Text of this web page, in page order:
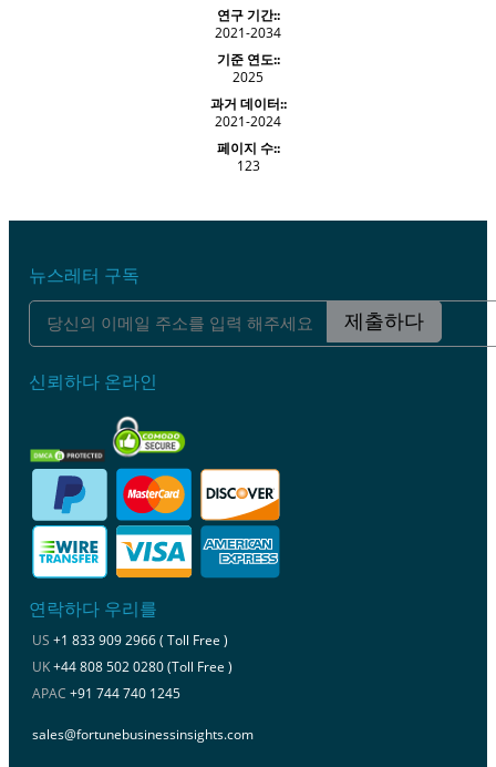
연구 기간::
2021-2034
기준 연도::
2025
과거 데이터::
2021-2024
페이지 수::
123
뉴스레터 구독
제출하다
신뢰하다 온라인
연락하다 우리를
US +1 833 909 2966 ( Toll Free )
UK+44 808 502 0280 (Toll Free )
APAC +91 744 740 1245
sales@fortunebusinessinsights.com